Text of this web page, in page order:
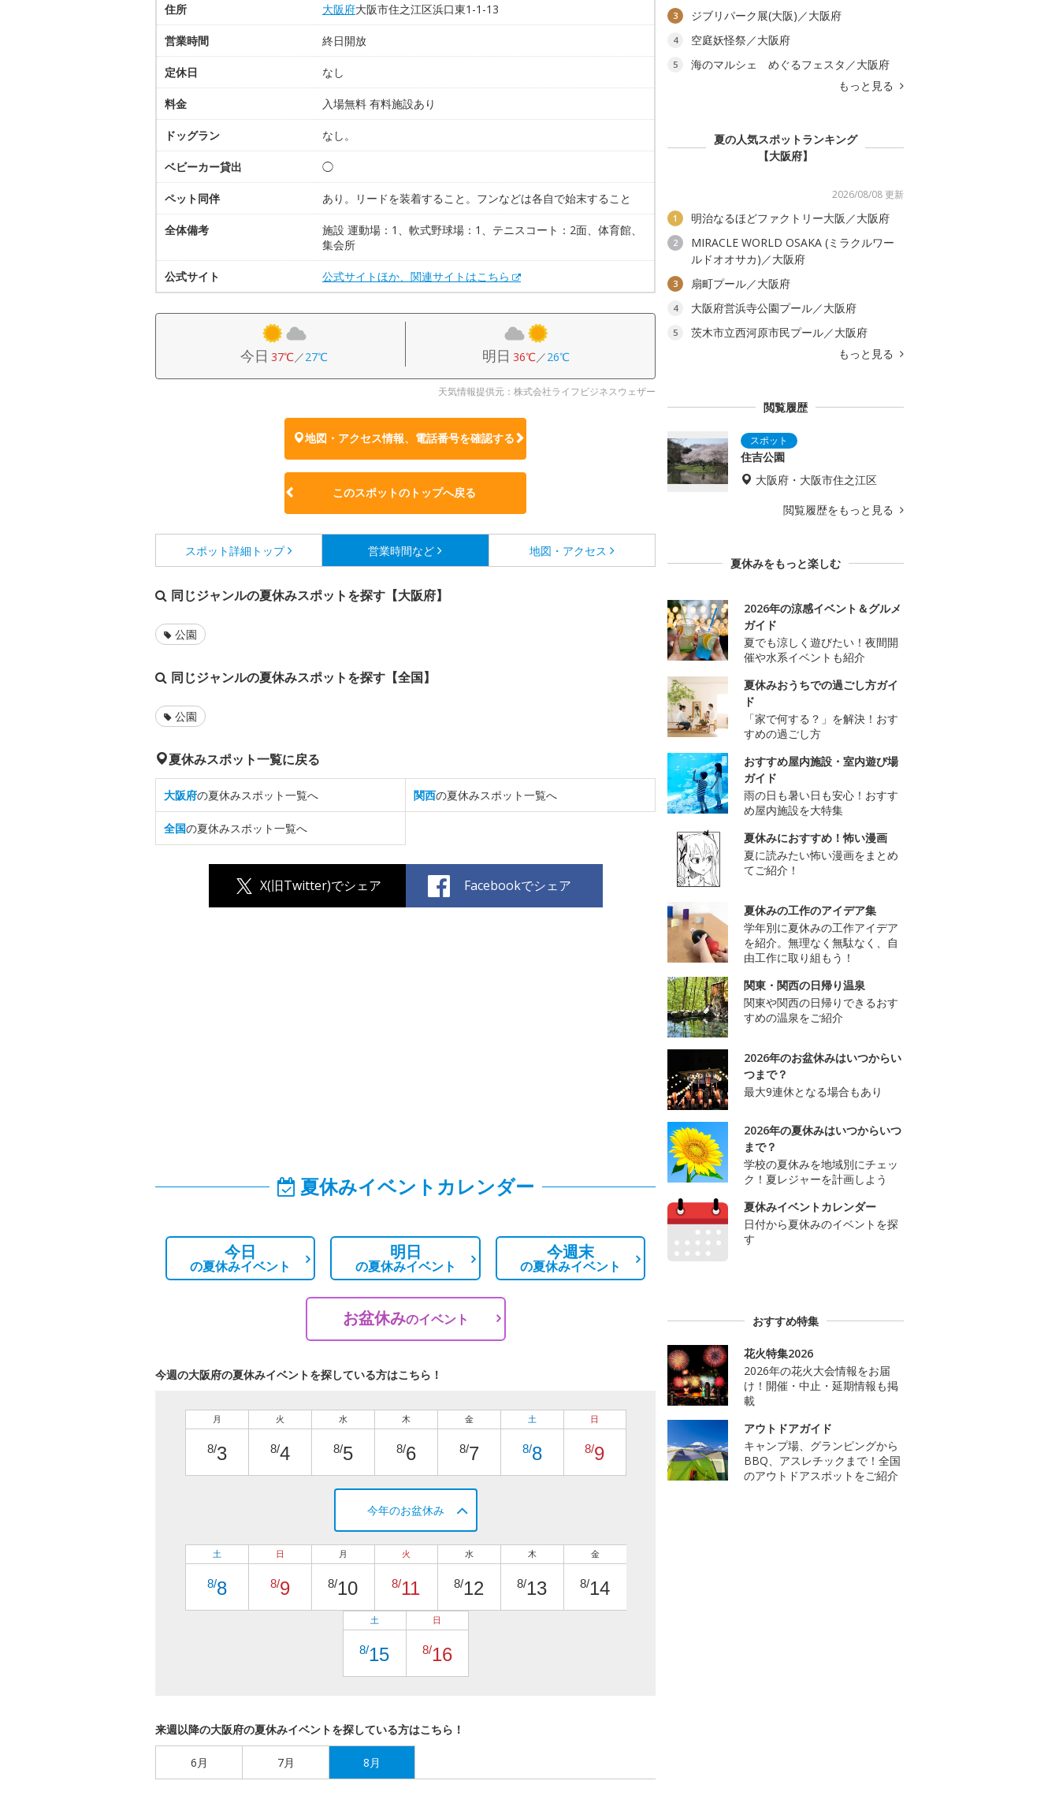
住所 大阪府大阪市住之江区浜口東1-1-13
営業時間 終日開放
定休日 なし
料金 入場無料 有料施設あり
ドッグラン なし。
ベビーカー貸出 ◯
ペット同伴 あり。リードを装着すること。フンなどは各自で始末すること
全体備考
施設 運動場：1、軟式野球場：1、テニスコート：2面、体育館、
集会所
公式サイト 公式サイトほか、関連サイトはこちら
今日 37℃／27℃ 明日 36℃／26℃
天気情報提供元：株式会社ライフビジネスウェザー
地図・アクセス情報、電話番号を確認する
このスポットのトップへ戻る
スポット詳細 トップ 営業時間など 地図・アクセス
同じジャンルの夏休みスポットを探す【大阪府】
公園
同じジャンルの夏休みスポットを探す【全国】
公園
夏休みスポット一覧に戻る
大阪府の夏休みスポット一覧へ 関西の夏休みスポット一覧へ
全国の夏休みスポット一覧へ
X(旧Twitter)でシェア Facebookでシェア
夏休みイベントカレンダー
今日
の夏休みイベント
明日
の夏休みイベント
今週末
の夏休みイベント
お盆休みのイベント
今週の大阪府の夏休みイベントを探している方はこちら！
月
8/3
火
8/4
水
8/5
木
8/6
金
8/7
土
8/8
日
8/9
今年のお盆休み
土
8/8
日
8/9
月
8/10
火
8/11
水
8/12
木
8/13
金
8/14
土
8/15
日
8/16
来週以降の大阪府の夏休みイベントを探している方はこちら！
6月 7月 8月
3 ジブリパーク展(大阪)／大阪府
4 空庭妖怪祭／大阪府
5
海のマルシェ めぐるフェスタ／大阪府
もっと見る
夏の人気スポットランキング
【大阪府】
2026/08/08 更新
1 明治なるほどファクトリー大阪／大阪府
2
MIRACLE WORLD OSAKA (ミラクルワー
ルドオオサカ)／大阪府
3 扇町プール／大阪府
4 大阪府営浜寺公園プール／大阪府
5
茨木市立西河原市民プール／大阪府
もっと見る
閲覧履歴
住吉公園
大阪府・大阪市住之江区
閲覧履歴をもっと見る
夏休みをもっと楽しむ
2026年の涼感イベント＆グルメ
ガイド
夏でも涼しく遊びたい！夜間開
催や水系イベントも紹介
夏休みおうちでの過ごし方ガイ
ド
「家で何する？」を解決！おす
すめの過ごし方
おすすめ屋内施設・室内遊び場
ガイド
雨の日も暑い日も安心！おすす
め屋内施設を大特集
夏休みにおすすめ！怖い漫画
夏に読みたい怖い漫画をまとめ
てご紹介！
夏休みの工作のアイデア集
学年別に夏休みの工作アイデア
を紹介。無理なく無駄なく、自
由工作に取り組もう！
関東・関西の日帰り温泉
関東や関西の日帰りできるおす
すめの温泉をご紹介
2026年のお盆休みはいつからい
つまで？
最大9連休となる場合もあり
2026年の夏休みはいつからいつ
まで？
学校の夏休みを地域別にチェッ
ク！夏レジャーを計画しよう
夏休みイベントカレンダー
日付から夏休みのイベントを探
す
おすすめ特集
花火特集2026
2026年の花火大会情報をお届
け！開催・中止・延期情報も掲
載
アウトドアガイド
キャンプ場、グランピングから
BBQ、アスレチックまで！全国
のアウトドアスポットをご紹介